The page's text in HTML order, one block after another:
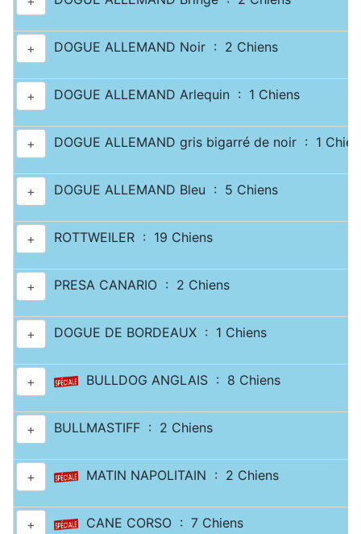
+ DOGUE ALLEMAND Noir : 2 Chiens
+ DOGUE ALLEMAND Arlequin : 1 Chiens
+ DOGUE ALLEMAND gris bigarré de noir : 1
+ DOGUE ALLEMAND Bleu : 5 Chiens
+ ROTTWEILER : 19 Chiens
+ PRESA CANARIO : 2 Chiens
+ DOGUE DE BORDEAUX : 1 Chiens
+ BULLDOG ANGLAIS : 8 Chiens
+ BULLMASTIFF : 2 Chiens
+ MATIN NAPOLITAIN : 2 Chiens
+ CANE CORSO : 7 Chiens